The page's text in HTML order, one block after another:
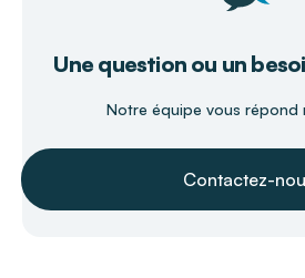
Une question ou un
Notre équipe vous répond
Contactez-